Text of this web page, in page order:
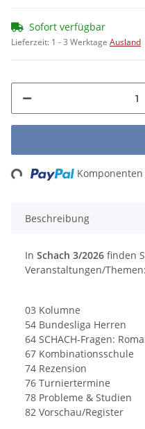
Sofort verfügbar
Lieferzeit: 1 - 3 Werktage Ausland
Beschreibung
In Schach 3/2026 finden
Veranstaltungen/Themen:
03 Kolumne
54 Bundesliga Herren
64 SCHACH-Fragen:
67 Kombinationsschule
74 Rezension
76 Turniertermine
78 Probleme & Studien
82 Vorschau/Register